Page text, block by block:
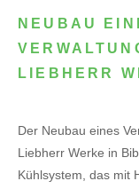
NEUBAU
LIEBHERR
Der Neubau eines
Liebherr Werke in
Kühlsystem, das mit